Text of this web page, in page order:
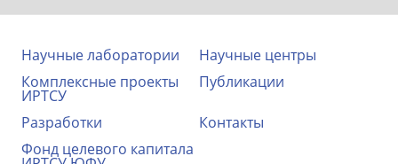
Научные лаборатории
Научные центры
Комплексные проекты
ИРТСУ
Публикации
Разработки
Контакты
Фонд целевого капитала